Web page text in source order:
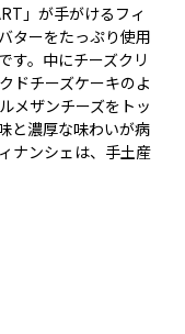
」が手がけるフィ
ターをたっぷり使用
す。中にチーズクリ
ドチーズケーキのよ
メザンチーズをトッ
と濃厚な味わいが病
ナンシェは、手土産